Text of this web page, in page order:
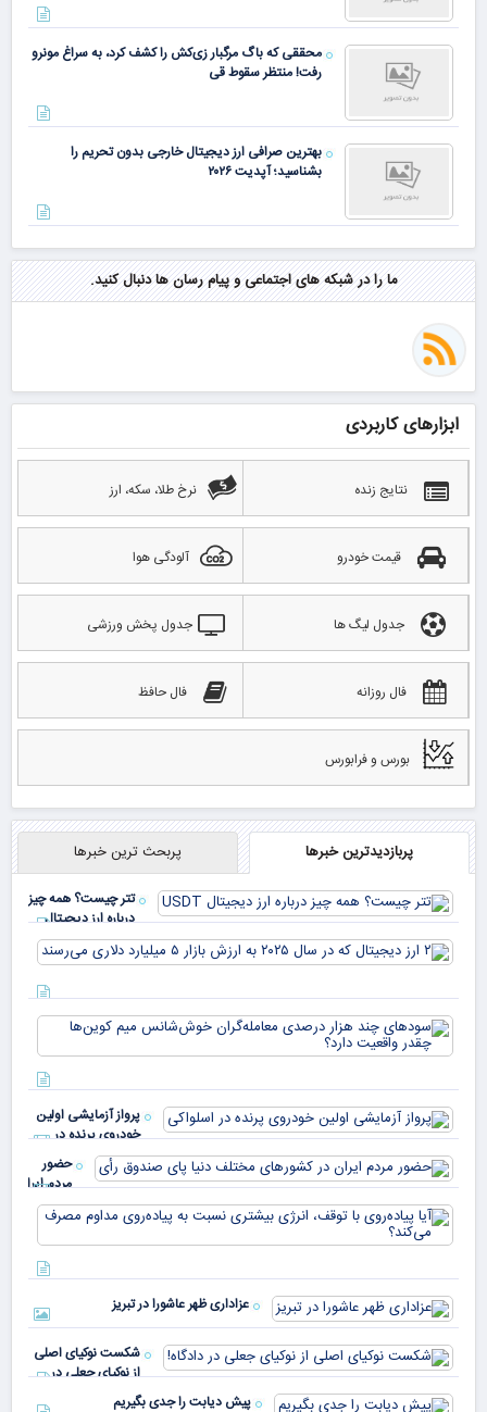
محققی که باگ مرگبار زی‌کش را کشف کرد، به سراغ مونرو
رفت! منتظر سقوط قی
بهترین صرافی ارز دیجیتال خارجی بدون تحریم را
بشناسید؛ آپدیت ۲۰۲۶
ما را در شبکه های اجتماعی و پیام رسان ها دنبال کنید.
ابزارهای کاربردی
نتایج زنده نرخ طلا، سکه، ارز
قیمت خودرو آلودگی هوا
جدول لیگ ها جدول پخش ورزشی
فال روزانه فال حافظ
بورس و فرابورس
پربازدیدترین خبرها پربحث ترین خبرها
تتر چیست؟ همه چیز
درباره ارز دیجیتال
USDT
پرواز آزمایشی اولین
خودروی پرنده در
اسلواکی
حضور
مردم ایران
در
کشورهای
مختلف
دنیا پای
صندوق
عزاداری ظهر عاشورا در تبریز
شکست نوکیای اصلی
از نوکیای جعلی در
دادگاه!
پیش دیابت را جدی بگیریم